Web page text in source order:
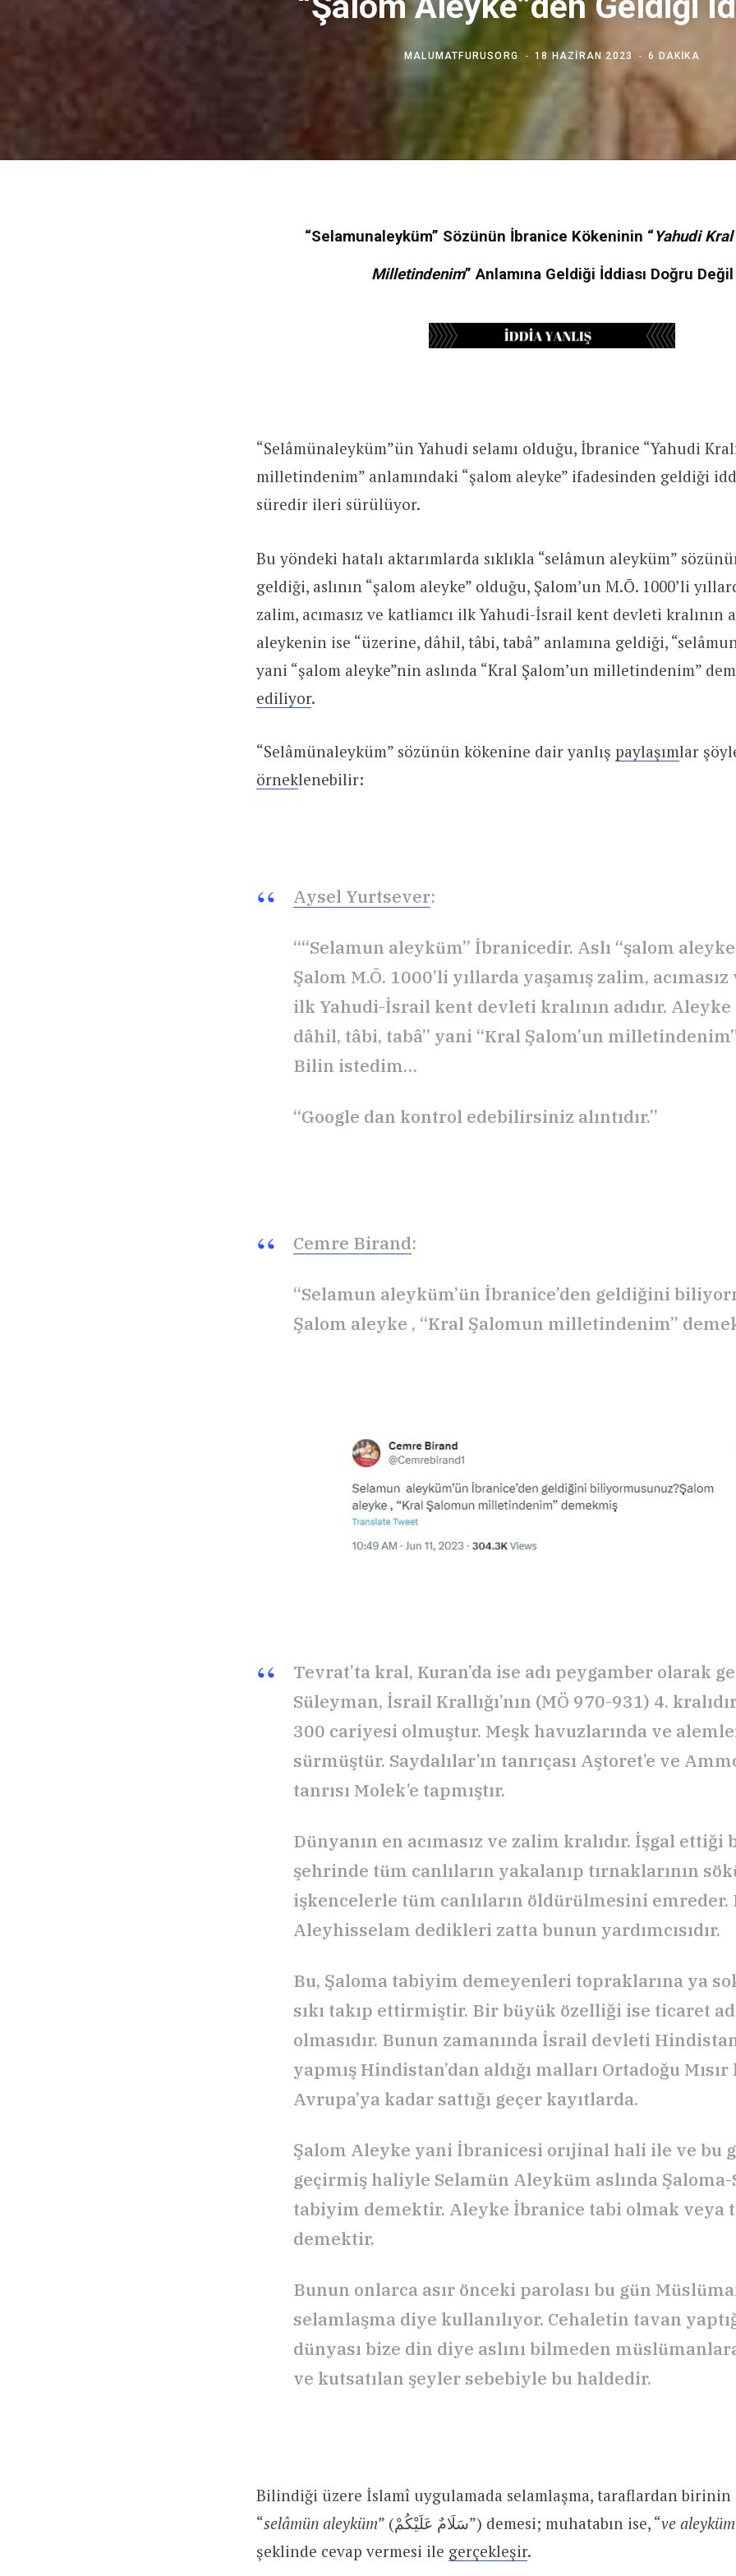
MALUMATFURUSORG 18 HAZIRAN 2023 6 DAKIKA
“Selamunaleyküm” Sözünün İbranice Kökeninin “Yahudi Kral
Milletindenim” Anlamına Geldiği İddiası Doğru Değil
“Selâmünaleyküm”ün Yahudi selamı olduğu, İbranice “Yahudi
milletindenim” anlamındaki “şalom aleyke” ifadesinden geldiği
süredir ileri sürülüyor.
Bu yöndeki hatalı aktarımlarda sıklıkla “selâmun aleyküm”
geldiği, aslının “şalom aleyke” olduğu, Şalom’un M.Ō. 1000’li
zalim, acımasız ve katliamcı ilk Yahudi-İsrail kent devleti kralının
aleykenin ise “üzerine, dâhil, tâbi, tabâ” anlamına geldiği,
yani “şalom aleyke”nin aslında “Kral Şalom’un milletindenim”
ediliyor.
“Selâmünaleyküm” sözünün kökenine dair yanlış paylaşımlar
örneklenebilir:
Aysel Yurtsever:
““Selamun aleyküm” İbranicedir. Aslı “şalom
Şalom M.Ō. 1000’li yıllarda yaşamış zalim,
ilk Yahudi-İsrail kent devleti kralının adıdır. Aleyke
dâhil, tâbi, tabâ” yani “Kral Şalom’un
Bilin istedim…
“Google dan kontrol edebilirsiniz alıntıdır.”
Cemre Birand:
“Selamun aleyküm’ün İbranice’den geldiğini
Şalom aleyke , “Kral Şalomun milletindenim”
Tevrat’ta kral, Kuran’da ise adı peygamber olarak
Süleyman, İsrail Krallığı’nın (MÖ 970-931) 4.
300 cariyesi olmuştur. Meşk havuzlarında ve
sürmüştür. Saydalılar’ın tanrıçası Aştoret’e ve
tanrısı Molek’e tapmıştır.
Dünyanın en acımasız ve zalim kralıdır. İşgal ettiği
şehrinde tüm canlıların yakalanıp tırnaklarının
işkencelerle tüm canlıların öldürülmesini emreder.
Aleyhisselam dedikleri zatta bunun yardımcısıdır.
Bu, Şaloma tabiyim demeyenleri topraklarına ya
sıkı takıp ettirmiştir. Bir büyük özelliği ise ticaret
olmasıdır. Bunun zamanında İsrail devleti
yapmış Hindistan’dan aldığı malları Ortadoğu
Avrupa’ya kadar sattığı geçer kayıtlarda.
Şalom Aleyke yani İbranicesi orıjinal hali ile ve bu
geçirmiş haliyle Selamün Aleyküm aslında
tabiyim demektir. Aleyke İbranice tabi olmak veya
demektir.
Bunun onlarca asır önceki parolası bu gün
selamlaşma diye kullanılıyor. Cehaletin tavan
dünyası bize din diye aslını bilmeden
ve kutsatılan şeyler sebebiyle bu haldedir.
Bilindiği üzere İslamî uygulamada selamlaşma, taraflardan birinin
“selâmün aleyküm ” (سَلَامٌ عَلَيْكُمْ”) demesi; muhatabın ise, “ve
şeklinde cevap vermesi ile gerçekleşir.